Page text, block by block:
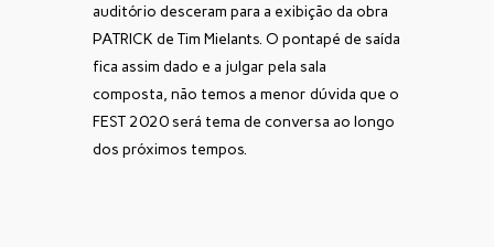
auditório desceram para a exibição da obra
PATRICK de Tim Mielants. O pontapé de saída
fica assim dado e a julgar pela sala
composta, não temos a menor dúvida que o
FEST 2020 será tema de conversa ao longo
dos próximos tempos.